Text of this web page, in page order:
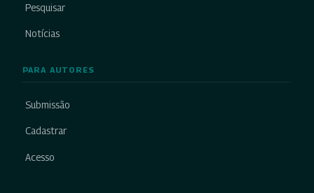
Pesquisar
Notícias
PARA AUTORES
Submissão
Cadastrar
Acesso